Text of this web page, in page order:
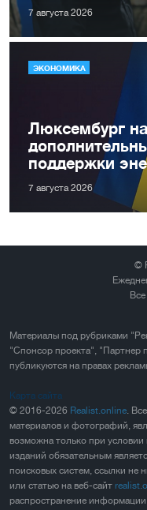
7 августа 2026
ЭКОНОМИКА
Люксембург
поддержки
7 августа 2026
©
Материалы под рубриками
"Спонсор проекта", "Партнер
публикуются на правах
Карта сайта
© 2016-2026 Realist.online.
материалов и фотографий,
возможна только при
изданий обязательным
поисковых систем, ссылки не
или статью на веб-сайт
распространение